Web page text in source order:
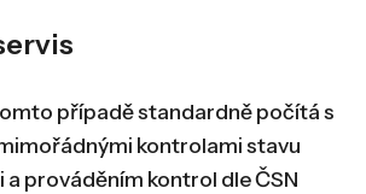
případě standardně počítá s
kontrolami stavu
a prováděním kontrol dle ČSN